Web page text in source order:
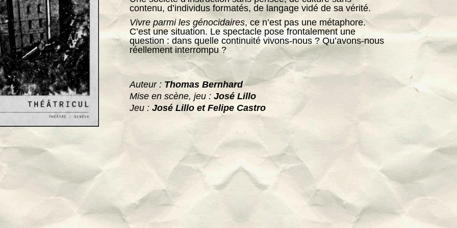
contenu, d’individus formatés, de langage vidé de sa vérité.
Vivre parmi les génocidaires, ce n’est pas une métaphore.
C’est une situation. Le spectacle pose frontalement une
question : dans quelle continuité vivons-nous ? Qu’avons-nous
réellement interrompu ?
Auteur : Thomas Bernhard
Mise en scène, jeu : José Lillo
Jeu : José Lillo et Felipe Castro